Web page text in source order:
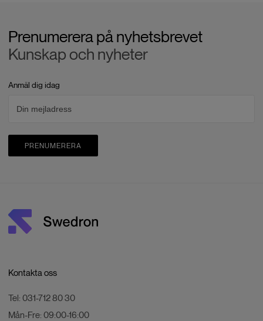
Prenumerera på nyhetsbrevet
Kunskap och nyheter
Anmäl dig idag
PRENUMERERA
Kontakta oss
Tel: 031-712 80 30
Mån-Fre: 09:00-16:00